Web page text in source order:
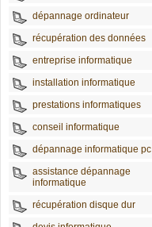
dépannage ordinateur
récupération des données
entreprise informatique
installation informatique
prestations informatiques
conseil informatique
dépannage informatique pc
assistance dépannage
informatique
récupération disque dur